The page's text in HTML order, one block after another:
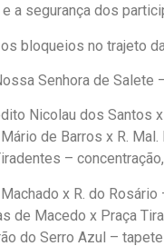
a segurança dos
bloqueios no trajeto
Senhora de Salete
Nicolau dos Santos
Mário de Barros x R.
–
Machado x R. do
de Macedo x Praça
do Serro Azul –